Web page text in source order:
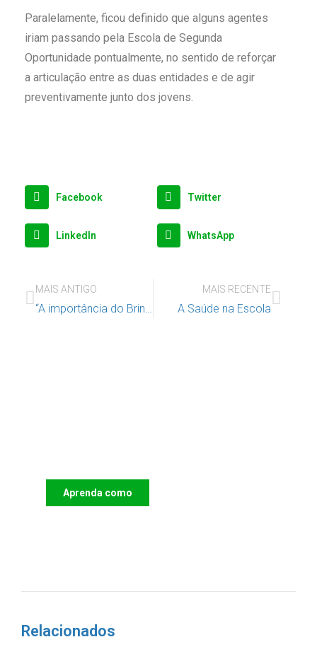
Paralelamente, ficou definido que alguns agentes
iriam passando pela Escola de Segunda
Oportunidade pontualmente, no sentido de reforçar
a articulação entre as duas entidades e de agir
preventivamente junto dos jovens.
Facebook Twitter
LinkedIn WhatsApp
MAIS ANTIGO MAIS RECENTE
A Saúde na Escola
Aprenda como
Relacionados